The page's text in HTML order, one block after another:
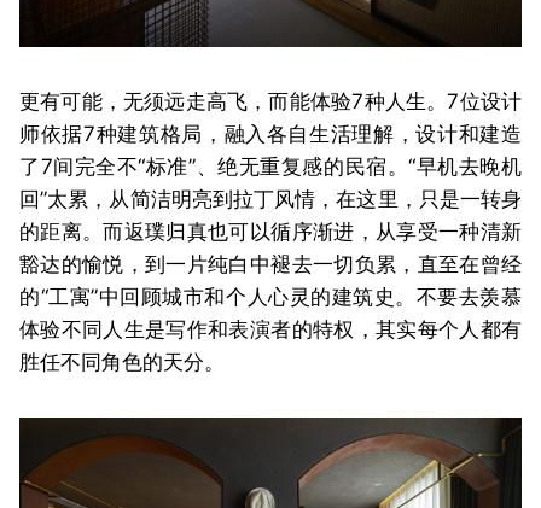
更有可能，无须远走高飞，而能体验7种人生。7位设计
师依据7种建筑格局，融入各自生活理解，设计和建造
了7间完全不“标准”、绝无重复感的民宿。“早机去晚机
回”太累，从简洁明亮到拉丁风情，在这里，只是一转身
的距离。而返璞归真也可以循序渐进，从享受一种清新
豁达的愉悦，到一片纯白中褪去一切负累，直至在曾经
的“工寓”中回顾城市和个人心灵的建筑史。不要去羡慕
体验不同人生是写作和表演者的特权，其实每个人都有
胜任不同角色的天分。